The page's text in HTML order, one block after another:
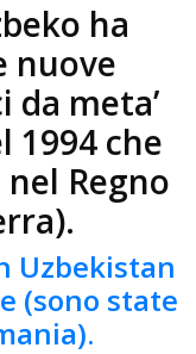
ha
nuove
da meta’
1994 che
Regno
Uzbekistan
(sono state